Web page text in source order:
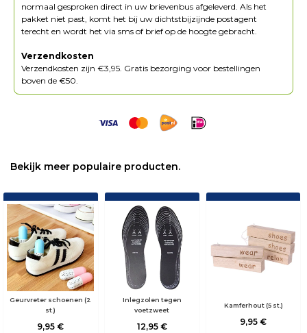
normaal gesproken direct in uw brievenbus afgeleverd. Als het
pakket niet past, komt het bij uw dichtstbijzijnde postagent
terecht en wordt het via sms of brief op de hoogte gebracht.
Verzendkosten
Verzendkosten zijn €3,95. Gratis bezorging voor bestellingen
boven de €50.
Bekijk meer populaire producten.
Geurvreter schoenen (2
st.)
9,95 €
Inlegzolen tegen
voetzweet
12,95 €
Kamferhout (5 st.)
9,95 €